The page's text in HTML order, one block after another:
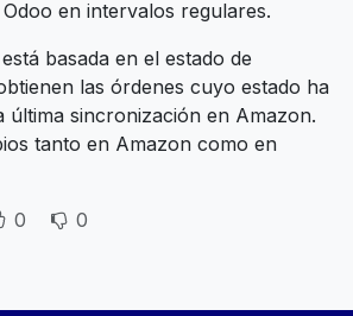
en intervalos regulares.
basada en el estado de
las órdenes cuyo estado ha
última sincronización en Amazon.
tanto en Amazon como en
0 0